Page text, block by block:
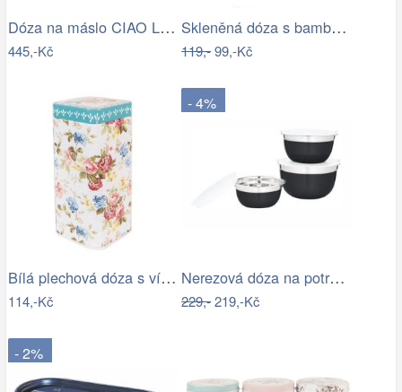
Dóza na máslo CIAO Leonardo
445,-Kč
Skleněná dóza s bambus víčkem TORO…
119,-99,-Kč
Bílá plechová dóza s víkem a květy - 7…
114,-Kč
- 4%
Nerezová dóza na potraviny s víkem TORO…
229,-219,-Kč
- 2%